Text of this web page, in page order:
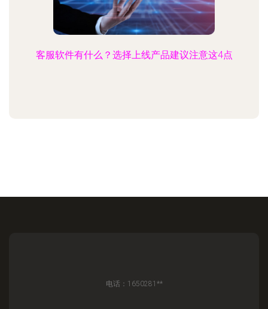
客服软件有什么？选择上线产品建议注意这4点
电话：1650281**